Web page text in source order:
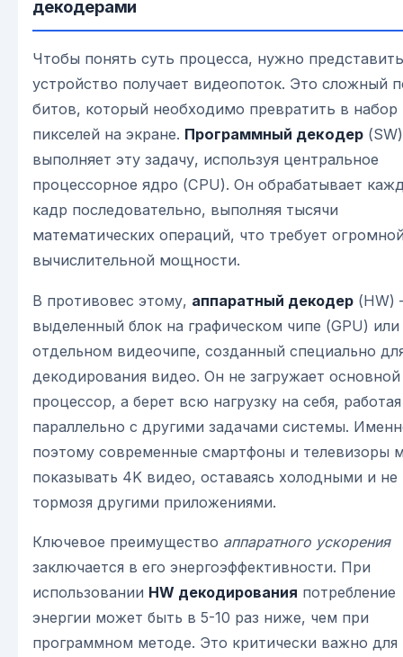
декодерами
Чтобы понять суть процесса, нужно
устройство получает видеопоток. Это сложный
битов, который необходимо превратить в набор
пикселей на экране. Программный декодер (SW)
выполняет эту задачу, используя центральное
процессорное ядро (CPU). Он обрабатывает
кадр последовательно, выполняя тысячи
математических операций, что требует
вычислительной мощности.
В противовес этому, аппаратный декодер (HW)
выделенный блок на графическом чипе (GPU) или
отдельном видеочипе, созданный специально
декодирования видео. Он не загружает основной
процессор, а берет всю нагрузку на себя, работая
параллельно с другими задачами системы.
поэтому современные смартфоны и телевизоры
показывать 4K видео, оставаясь холодными и не
тормозя другими приложениями.
Ключевое преимущество аппаратного ускорения
заключается в его энергоэффективности. При
использовании HW декодирования потребление
энергии может быть в 5-10 раз ниже, чем при
программном методе. Это критически важно для